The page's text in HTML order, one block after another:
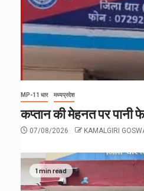
MP-11 धार मध्यप्रदेश
कप्तान की मेहनत पर पानी
07/08/2026 KAMALGIRI
1 min read